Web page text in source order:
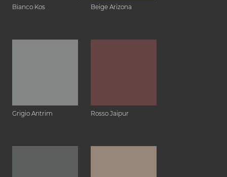
Bianco Kos Beige Arizona
Grigio Antrim Rosso Jaipur